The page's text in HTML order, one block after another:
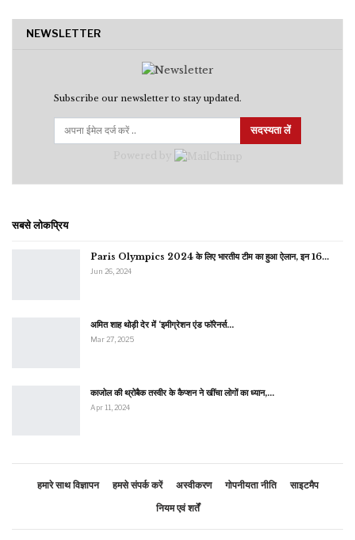
NEWSLETTER
Subscribe our newsletter to stay updated.
सदस्यता लें
सबसे लोकप्रिय
Paris Olympics 2024 के लिए भारतीय टीम का हुआ ऐलान, इन 16…
Jun 26, 2024
अमित शाह थोड़ी देर में ‘इमीग्रेशन एंड फॉरेनर्स…
Mar 27, 2025
काजोल की थ्रोबैक तस्वीर के कैप्शन ने खींचा लोगों का ध्यान,…
Apr 11, 2024
हमारे साथ विज्ञापन हमसे संपर्क करें अस्वीकरण गोपनीयता नीति
साइटमैप
नियम एवं शर्तें